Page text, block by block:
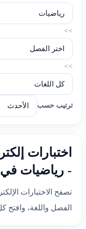
>>
>>
ترتيب حسب
اختبارات
- رياضيات في
تصفح الاختبارات
الفصل واللغة،